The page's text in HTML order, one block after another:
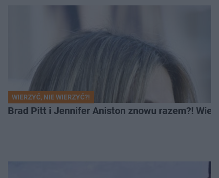
WIERZYĆ, NIE WIERZYĆ?!
Brad Pitt i Jennifer Aniston znowu razem?!